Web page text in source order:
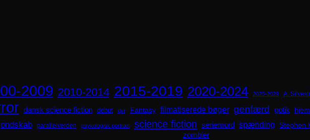
2009 2010-2014 2015-2019 2020-2024 2025-2029 A.
dansk science fiction debut dyr Fantasy filmatiserede bøger genfærd gotik
ondskab parallelverden psykologisk portræt science fiction seriemord spænding Stephen
zombier